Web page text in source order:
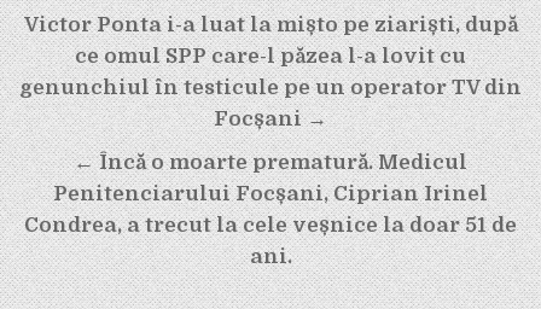
Navigare
în
articole
Victor Ponta i-a luat la mișto pe ziariști, după
ce omul SPP care-l păzea l-a lovit cu
genunchiul în testicule pe un operator TV din
Focșani →
← Încă o moarte prematură. Medicul
Penitenciarului Focșani, Ciprian Irinel
Condrea, a trecut la cele veșnice la doar 51 de
ani.